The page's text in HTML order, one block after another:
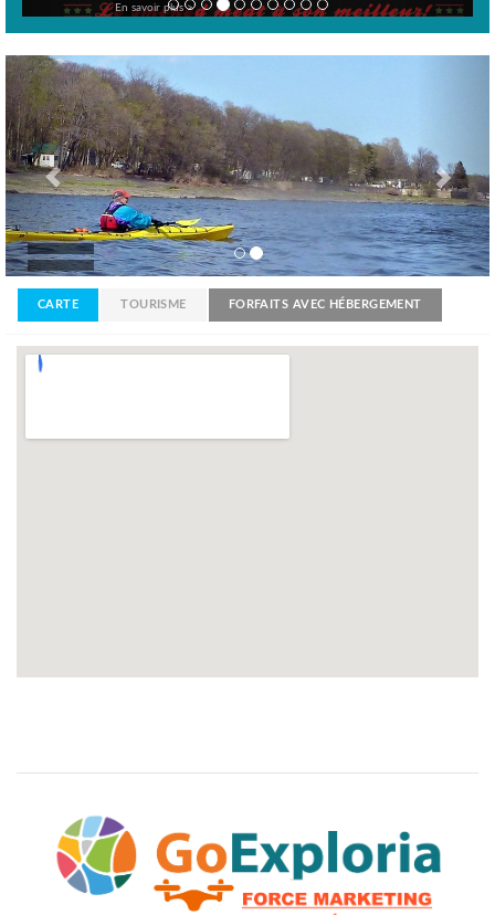
En savoir plus >
Previous
CARTE TOURISME FORFAITS AVEC HÉBERGEMENT